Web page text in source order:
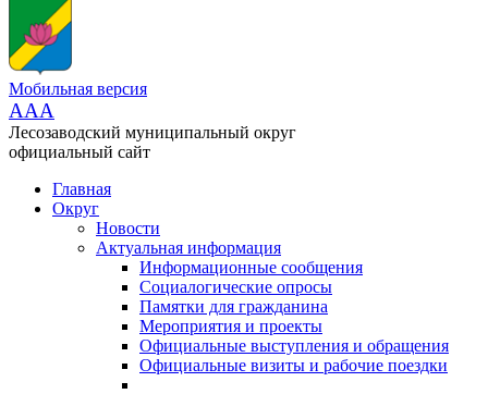
Мобильная версия
AAA
Лесозаводский муниципальный округ
официальный сайт
Главная
Округ
Новости
Актуальная информация
Информационные сообщения
Социалогические опросы
Памятки для гражданина
Мероприятия и проекты
Официальные выступления и обращения
Официальные визиты и рабочие поездки